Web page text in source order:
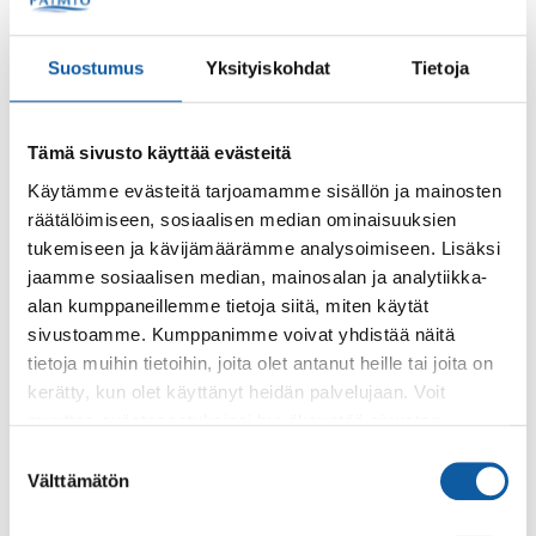
Suostumus Yksityiskohdat Tietoja
Tämä sivusto käyttää evästeitä
Käytämme evästeitä tarjoamamme sisällön ja mainosten
räätälöimiseen, sosiaalisen median ominaisuuksien
tukemiseen ja kävijämäärämme analysoimiseen. Lisäksi
jaamme sosiaalisen median, mainosalan ja analytiikka-
alan kumppaneillemme tietoja siitä, miten käytät
sivustoamme. Kumppanimme voivat yhdistää näitä
tietoja muihin tietoihin, joita olet antanut heille tai joita on
kerätty, kun olet käyttänyt heidän palvelujaan. Voit
valinta
Välttämätön
Paimiolaisille omaishoitajille järjestetään loppuvuoden ja
ensi kevään aikana erilaista ohjelmaa.
Sivut
Paimio auf Deutsch
Paimio ist eine kleine, moderne Stadt im Südwesten
Finnlands, die im Jahre 1997 das Stadtrecht erhielt.
Sivut
Parantolan polku
vaihtelee Nummen komeasta hongikosta...